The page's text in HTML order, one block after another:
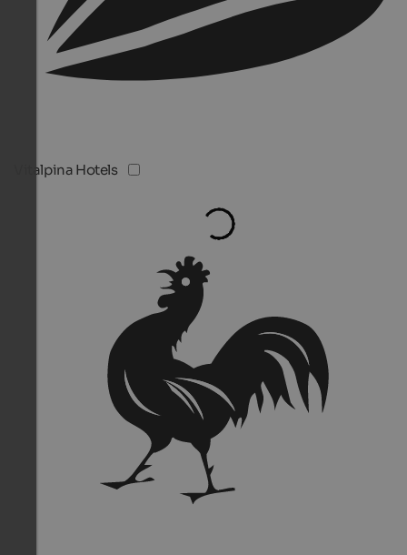
Vitalpina Hotels